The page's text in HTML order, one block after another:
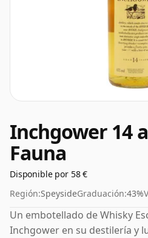
Inchgower 14
Fauna
Disponible por 58 €
Región:SpeysideGraduación:43%
Un embotellado de Whisky
Inchgower en su destilería y